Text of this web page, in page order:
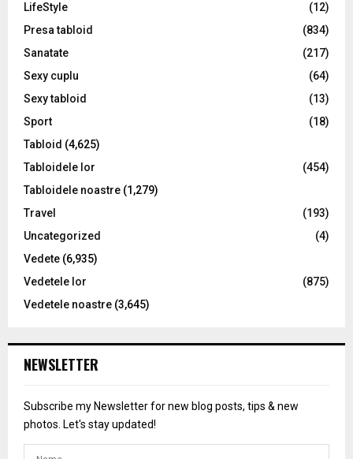
LifeStyle
(12)
Presa tabloid
(834)
Sanatate
(217)
Sexy cuplu
(64)
Sexy tabloid
(13)
Sport
(18)
Tabloid (4,625)
Tabloidele lor
(454)
Tabloidele noastre (1,279)
Travel
(193)
Uncategorized
(4)
Vedete (6,935)
Vedetele lor
(875)
Vedetele noastre (3,645)
NEWSLETTER
Subscribe my Newsletter for new blog posts, tips & new
photos. Let's stay updated!